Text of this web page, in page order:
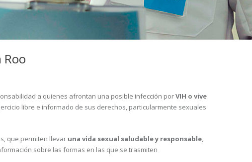
Roo
a quienes afrontan una posible infección porVIH o vive
libre e informado de sus derechos, particularmente sexuales
que permiten llevar una vida sexual saludable y responsable,
sobre las formas en las que se trasmiten